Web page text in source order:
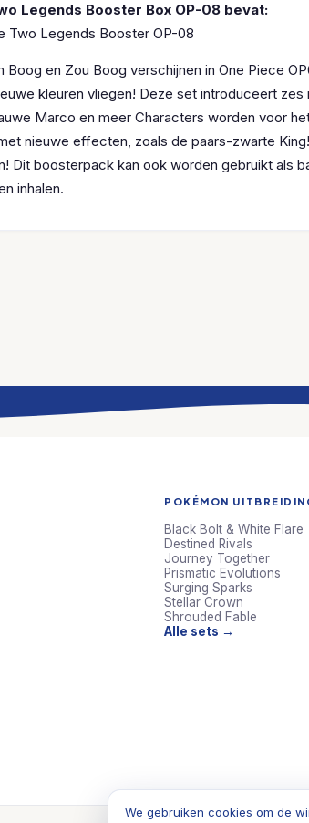
Legends Booster Box OP-08 bevat:
Two Legends Booster OP-08
Boog en Zou Boog verschijnen in One Piece
kleuren vliegen! Deze set introduceert
Marco en meer Characters worden voor
nieuwe effecten, zoals de paars-zwarte
Dit boosterpack kan ook worden gebruikt als
inhalen.
POKÉMON
Black Bolt & White Flare
Destined Rivals
Journey Together
Prismatic Evolutions
Surging Sparks
Stellar Crown
Shrouded Fable
Alle sets →
We gebruiken cookies om de